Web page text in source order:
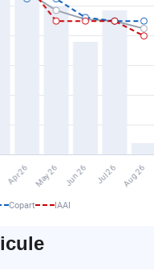
Copart IAAI